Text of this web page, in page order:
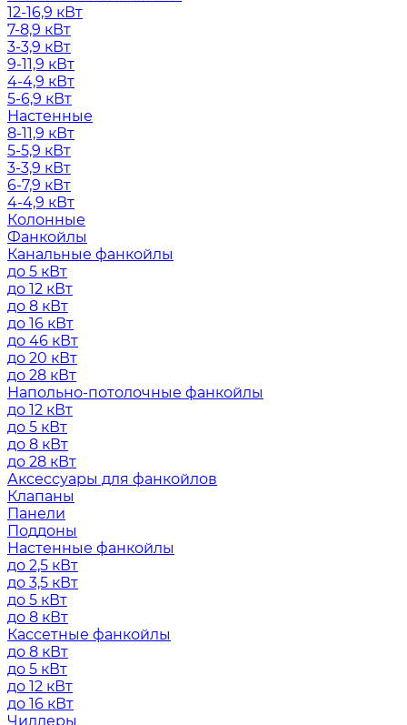
12-16,9 кВт
7-8,9 кВт
3-3,9 кВт
9-11,9 кВт
4-4,9 кВт
5-6,9 кВт
Настенные
8-11,9 кВт
5-5,9 кВт
3-3,9 кВт
6-7,9 кВт
4-4,9 кВт
Колонные
Фанкойлы
Канальные фанкойлы
до 5 кВт
до 12 кВт
до 8 кВт
до 16 кВт
до 46 кВт
до 20 кВт
до 28 кВт
Напольно-потолочные фанкойлы
до 12 кВт
до 5 кВт
до 8 кВт
до 28 кВт
Аксессуары для фанкойлов
Клапаны
Панели
Поддоны
Настенные фанкойлы
до 2,5 кВт
до 3,5 кВт
до 5 кВт
до 8 кВт
Кассетные фанкойлы
до 8 кВт
до 5 кВт
до 12 кВт
до 16 кВт
Чиллеры